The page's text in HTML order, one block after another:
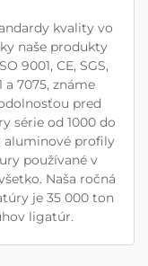
kvality vo
naše produkty
9001, CE, SGS,
a 7075, známe
pred
série od 1000 do
aluminové profily
používané v
Naša ročná
je 35 000 ton
ligatúr.